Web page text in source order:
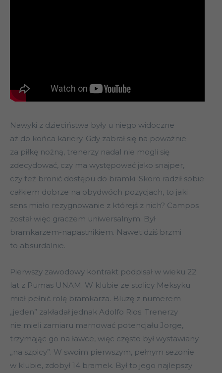
Nawyki z dzieciństwa były u niego widoczne
aż do końca kariery. Gdy zabrał się na poważnie
za piłkę nożną, trenerzy nadal nie mogli się
zdecydować, czy ma występować jako snajper,
czy też bronić dostępu do bramki. Skoro radził sobie
całkiem dobrze na obydwóch pozycjach, to jaki
sens miało rezygnowanie z którejś z nich? Campos
został więc graczem uniwersalnym. Był
bramkarzem-napastnikiem. Nawet dziś brzmi
to absurdalnie.
Pierwszy zawodowy kontrakt podpisał w wieku 22
lat z Pumas UNAM. W klubie ze stolicy Meksyku
miał pełnić rolę bramkarza. Bluzę z numerem
„jeden” zakładał jednak Adolfo Rios. Trenerzy
nie mieli zamiaru marnować potencjału Jorge,
trzymając go na ławce, więc często był wystawiany
„na szpicy”. W swoim pierwszym, pełnym sezonie
w klubie, zdobył 14 bramek. Był to jego najlepszy